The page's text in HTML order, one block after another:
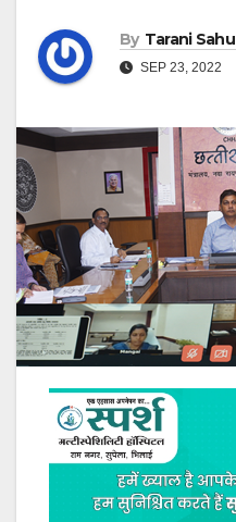
By Tarani Sahu
SEP 23, 2022